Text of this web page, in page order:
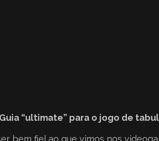
Guia “ultimate” para o jogo de
bem fiel ao que vimos nos